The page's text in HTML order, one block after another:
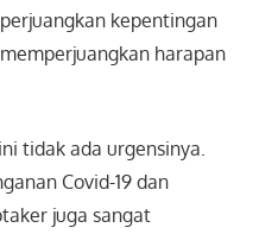
kepentingan
harapan
tidak ada urgensinya.
Covid-19 dan
juga sangat